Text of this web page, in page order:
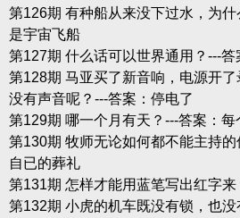
第126期 有种船从来没下过水，为
是宇宙飞船
第127期 什么话可以世界通用？---答
第128期 马亚买了新音响，电源开
没有声音呢？---答案：停电了
第129期 哪一个月有天？---答案：每
第130期 牧师无论如何都不能主持的
自已的葬礼
第131期 怎样才能用蓝笔写出红字来
第132期 小虎的机车既没有锁，也